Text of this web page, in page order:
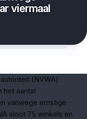
viermaal
(NVWA)
het aantal
vanwege ernstige
sloot 75 winkels en